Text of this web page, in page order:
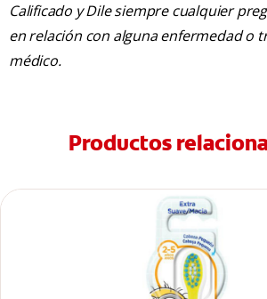
Calificado y Dile siempre cualquier
en relación con alguna enfermedad o
médico.
Productos